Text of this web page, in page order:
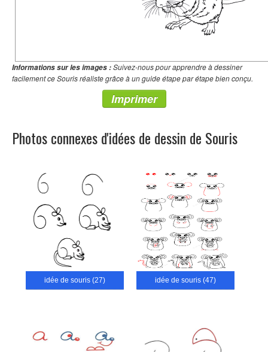
Informations sur les images :Suivez-nous pour apprendre à dessiner
facilement ce Souris réaliste grâce à un guide étape par étape bien conçu.
Imprimer
Photos connexes d'idées de dessin de Souris
idée de souris (27) idée de souris (47)